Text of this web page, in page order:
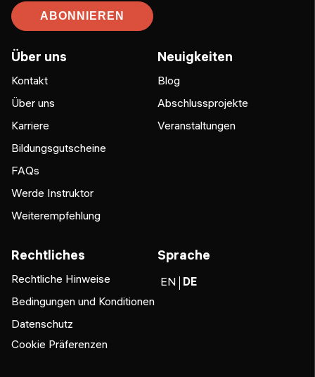
ABONNIEREN
Über uns
Kontakt
Über uns
Karriere
Bildungsgutscheine
FAQs
Werde Instruktor
Weiterempfehlung
Neuigkeiten
Blog
Abschlussprojekte
Veranstaltungen
Rechtliches
Rechtliche Hinweise
Bedingungen und Konditionen
Datenschutz
Cookie Präferenzen
Sprache
EN DE